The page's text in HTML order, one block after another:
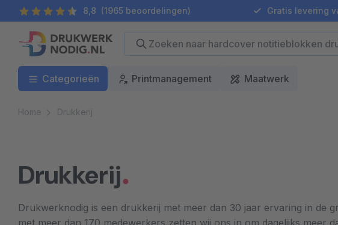
Gratis levering
8,8 (1965 beoordelingen)
Categorieën Printmanagement Maatwerk
Home Drukkerij
Drukkerij
Drukwerknodig is een drukkerij met meer dan 30 jaar ervaring in de
met meer dan 170 medewerkers zetten wij ons in om dagelijks meer